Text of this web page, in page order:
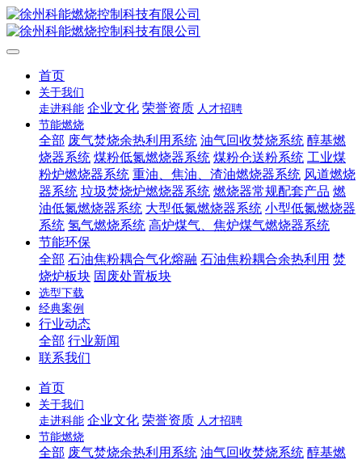
首页
关于我们
走进科能 企业文化 荣誉资质 人才招聘
节能燃烧
全部 废气焚烧余热利用系统 油气回收焚烧系统 醇基燃
烧器系统 煤粉低氮燃烧器系统 煤粉仓送粉系统 工业煤
粉炉燃烧器系统 重油、焦油、渣油燃烧器系统 风道燃烧
器系统 垃圾焚烧炉燃烧器系统 燃烧器常规配套产品 燃
油低氮燃烧器系统 大型低氮燃烧器系统 小型低氮燃烧器
系统 氢气燃烧系统 高炉煤气、焦炉煤气燃烧器系统
节能环保
全部 石油焦粉耦合气化熔融 石油焦粉耦合余热利用 焚
烧炉板块 固废处置板块
选型下载
经典案例
行业动态
全部 行业新闻
联系我们
首页
关于我们
走进科能 企业文化 荣誉资质 人才招聘
节能燃烧
全部 废气焚烧余热利用系统 油气回收焚烧系统 醇基燃